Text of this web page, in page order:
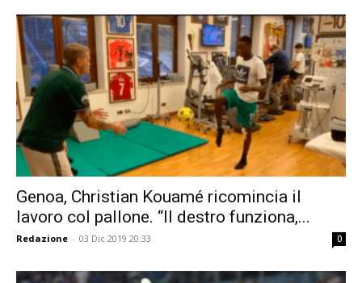
Genoa, Christian Kouamé ricomincia il
lavoro col pallone. “Il destro funziona,...
Redazione - 03 Dic 2019 20:33 0